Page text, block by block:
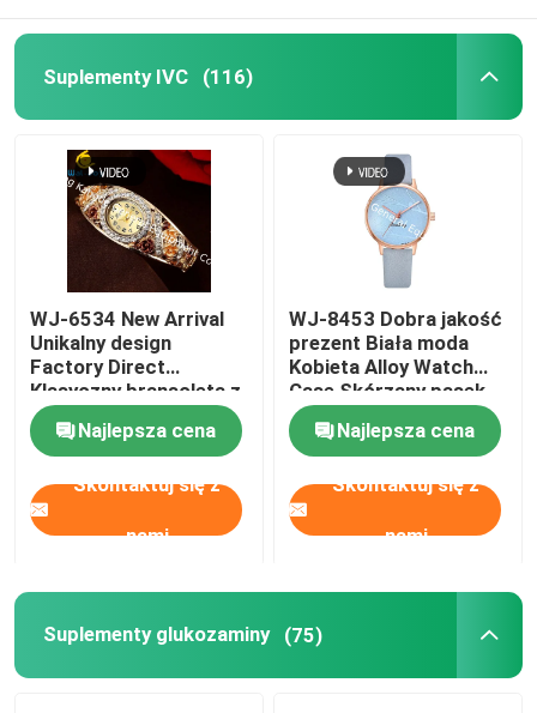
Suplementy IVC (116)
WJ-6534 New Arrival
Unikalny design
Factory Direct
Klasyczny bransoleta z
motywem kwiatowym
Najlepsza cena
Skontaktuj się z
nami
WJ-8453 Dobra jakość
prezent Biała moda
Kobieta Alloy Watch
Case Skórzany pasek
do zegarka
Najlepsza cena
Skontaktuj się z
nami
Suplementy glukozaminy (75)